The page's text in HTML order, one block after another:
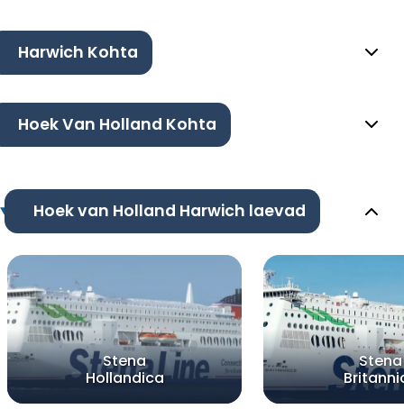
Harwich Kohta
Hoek Van Holland Kohta
Hoek van Holland Harwich laevad
Stena
Hollandica
Stena